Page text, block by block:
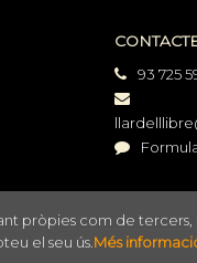
93 725
pròpies com de
el seu ús. Més